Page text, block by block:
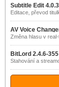
Subtitle Edit 4.0.3
Editace, převod
AV Voice
Změna hlasu v real-
BitLord 2.4.6-355
Stahování a